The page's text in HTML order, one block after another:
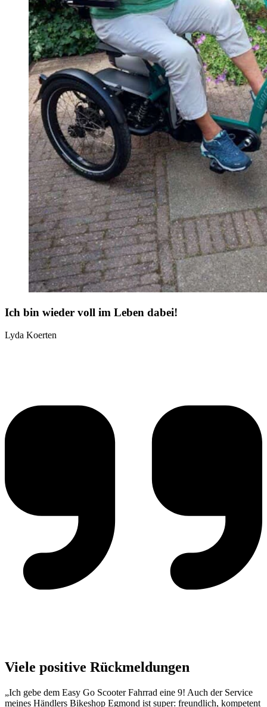
Ich bin wieder voll im Leben dabei!
Lyda Koerten
Viele positive Rückmeldungen
„Ich gebe dem Easy Go Scooter Fahrrad eine 9! Auch der Service
meines Händlers Bikeshop Egmond ist super: freundlich, kompetent